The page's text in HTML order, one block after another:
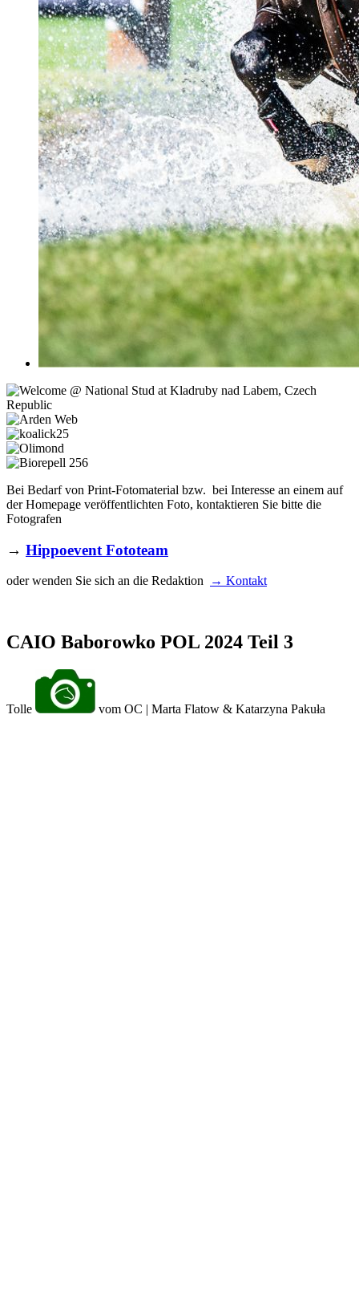
Bei Bedarf von Print-Fotomaterial bzw. bei Interesse an einem auf
der Homepage veröffentlichten Foto, kontaktieren Sie bitte die
Fotografen
→ Hippoevent Fototeam
oder wenden Sie sich an die Redaktion → Kontakt
CAIO Baborowko POL 2024 Teil 3
Tolle vom OC | Marta Flatow & Katarzyna Pakuła